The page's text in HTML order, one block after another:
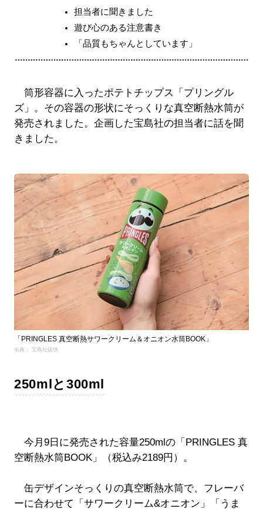
担当者に聞きました
遊び心のある注意書き
「品質もちゃんとしています」
筒形容器に入ったポテトチップス「プリングル
ズ」。その容器の形状にそっくりな真空断熱水筒が
発売されました。企画した宝島社の担当者に話を聞
きました。
「PRINGLES 真空断熱サワークリーム＆オニオン水筒BOOK」
出典： 宝島社提供
250mlと300ml
今月9日に発売された容量250mlの「PRINGLES 真
空断熱水筒BOOK」（税込み2189円）。
缶デザインそっくりの真空断熱水筒で、フレーバ
ーに合わせて「サワークリーム&オニオン」「うま